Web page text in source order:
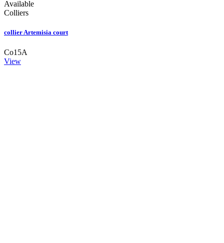
Available
Colliers
collier Artemisia court
Co15A
View